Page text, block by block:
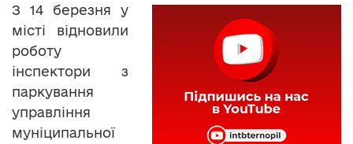
З 14 березня у
місті відновили
роботу
інспектори з
паркування
управління
муніципальної